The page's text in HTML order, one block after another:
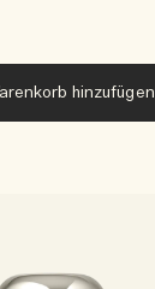
hinzufügen